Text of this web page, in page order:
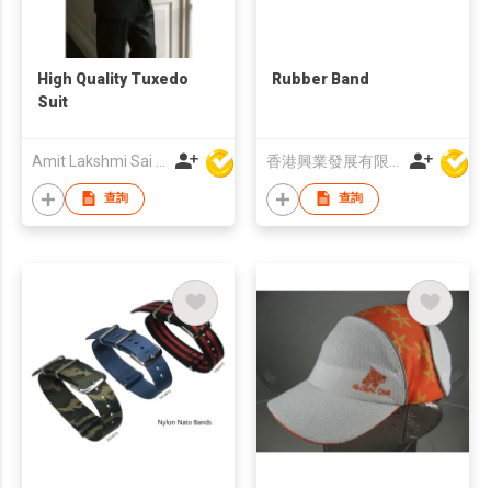
High Quality Tuxedo
Suit
查詢
Rubber Band
查詢